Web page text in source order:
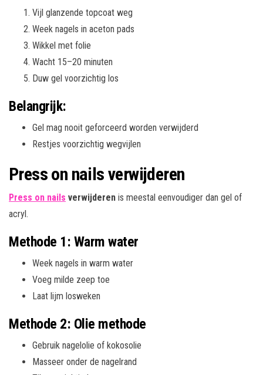
Vijl glanzende topcoat weg
Week nagels in aceton pads
Wikkel met folie
Wacht 15–20 minuten
Duw gel voorzichtig los
Belangrijk:
Gel mag nooit geforceerd worden verwijderd
Restjes voorzichtig wegvijlen
Press on nails verwijderen
Press on nails verwijderen is meestal eenvoudiger dan gel of
acryl.
Methode 1: Warm water
Week nagels in warm water
Voeg milde zeep toe
Laat lijm losweken
Methode 2: Olie methode
Gebruik nagelolie of kokosolie
Masseer onder de nagelrand